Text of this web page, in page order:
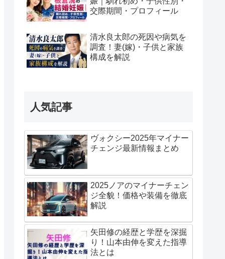
交際期間・プロフィール
清水良太郎の死因や病気を
調査！妻(嫁)・子供と家族
構成を解説
人気記事
ヴォクシー2025年マイナー
チェンジ最新情報まとめ
2025ノアのマイナーチェン
ジ全貌！価格や装備を徹底
解説
矢田修の経歴と学歴を深掘
り！山本由伸を変えた指導
法とは